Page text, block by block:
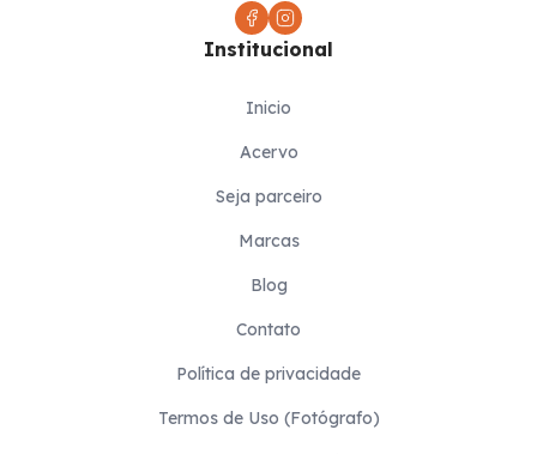
Institucional
Inicio
Acervo
Seja parceiro
Marcas
Blog
Contato
Política de privacidade
Termos de Uso (Fotógrafo)